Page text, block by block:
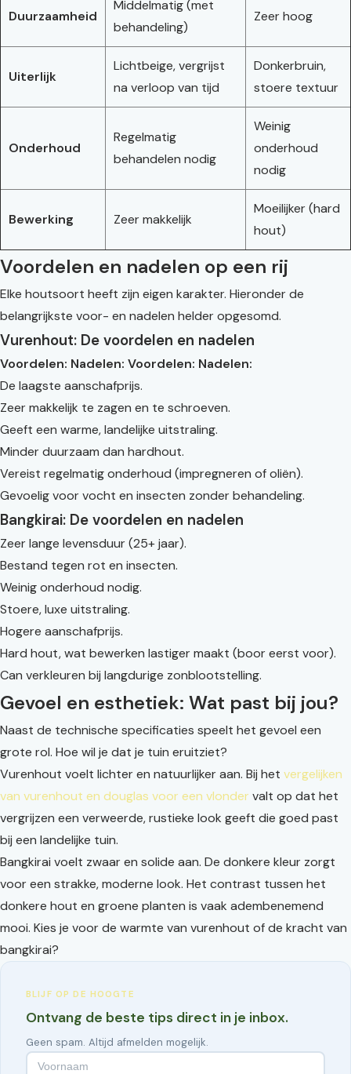
Duurzaamheid
Middelmatig (met
behandeling)
Zeer hoog
Uiterlijk
Lichtbeige, vergrijst
na verloop van tijd
Donkerbruin,
stoere textuur
Onderhoud
Regelmatig
behandelen nodig
Weinig
onderhoud
nodig
Bewerking Zeer makkelijk
Moeilijker (hard
hout)
Voordelen en nadelen op een rij
Elke houtsoort heeft zijn eigen karakter. Hieronder de
belangrijkste voor- en nadelen helder opgesomd.
Vurenhout: De voordelen en nadelen
Voordelen: Nadelen: Voordelen: Nadelen:
De laagste aanschafprijs.
Zeer makkelijk te zagen en te schroeven.
Geeft een warme, landelijke uitstraling.
Minder duurzaam dan hardhout.
Vereist regelmatig onderhoud (impregneren of oliën).
Gevoelig voor vocht en insecten zonder behandeling.
Bangkirai: De voordelen en nadelen
Zeer lange levensduur (25+ jaar).
Bestand tegen rot en insecten.
Weinig onderhoud nodig.
Stoere, luxe uitstraling.
Hogere aanschafprijs.
Hard hout, wat bewerken lastiger maakt (boor eerst voor).
Can verkleuren bij langdurige zonblootstelling.
Gevoel en esthetiek: Wat past bij jou?
Naast de technische specificaties speelt het gevoel een
grote rol. Hoe wil je dat je tuin eruitziet?
Vurenhout voelt lichter en natuurlijker aan. Bij het vergelijken
van vurenhout en douglas voor een vlonder valt op dat het
vergrijzen een verweerde, rustieke look geeft die goed past
bij een landelijke tuin.
Bangkirai voelt zwaar en solide aan. De donkere kleur zorgt
voor een strakke, moderne look. Het contrast tussen het
donkere hout en groene planten is vaak adembenemend
mooi. Kies je voor de warmte van vurenhout of de kracht van
bangkirai?
BLIJF OP DE HOOGTE
Ontvang de beste tips direct in je inbox.
Geen spam. Altijd afmelden mogelijk.